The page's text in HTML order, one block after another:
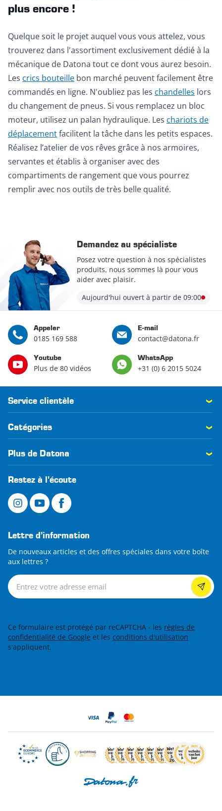
plus encore !
Quelque soit le projet auquel vous vous attelez, vous
trouverez dans l'assortiment exclusivement dédié à la
mécanique de Datona tout ce dont vous aurez besoin.
Les crics bouteille bon marché peuvent facilement être
commandés en ligne. N'oubliez pas les chandelles lors
du changement de pneus. Si vous remplacez un bloc
moteur, utilisez un palan hydraulique. Les chariots de
déplacementfacilitent la tâche dans les petits espaces.
Réalisez l’atelier de vos rêves grâce à nos armoires,
servantes et établis à organiser avec des
compartiments de rangement que vous pourrez
remplir avec nos outils de très belle qualité.
Demandez au spécialiste
Posez votre question à nos spécialistes
produits, nous sommes là pour vous
aider avec plaisir.
Aujourd'hui ouvert à partir de 09:00
Appeler
0185 169 588
E-mail
contact@datona.fr
Youtube
Plus de 80 vidéos
WhatsApp
+31 (0) 6 2015 5024
Service clientèle
Catégories
Plus de Datona
Restez à l'écoute
Lettre d’information
De nouveaux articles et des offres spéciales dans votre boîte
aux lettres ?
Lettre d’information
Ce formulaire est protégé par reCAPTCHA - les règles de
confidentialité de Google et les conditions d'utilisation
s'appliquent.